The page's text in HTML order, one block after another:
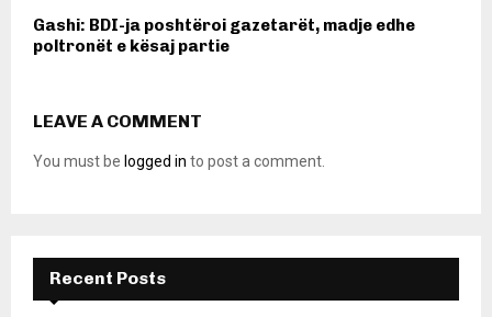
Gashi: BDI-ja poshtëroi gazetarët, madje edhe
poltronët e kësaj partie
LEAVE A COMMENT
You must be logged in to post a comment.
Recent Posts